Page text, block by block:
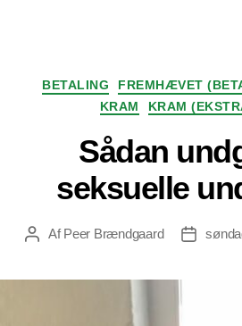
BETALING FREMHÆVET
KRAM
KRAM
Sådan
seksuelle
Indlægsforfatter
AfPeer Brændgaard